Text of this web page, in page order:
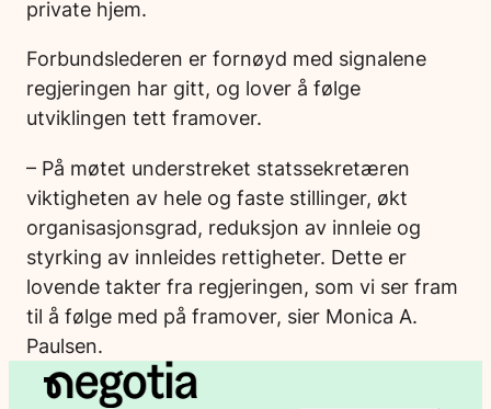
private hjem.
Forbundslederen er fornøyd med signalene
regjeringen har gitt, og lover å følge
utviklingen tett framover.
– På møtet understreket statssekretæren
viktigheten av hele og faste stillinger, økt
organisasjonsgrad, reduksjon av innleie og
styrking av innleides rettigheter. Dette er
lovende takter fra regjeringen, som vi ser fram
til å følge med på framover, sier Monica A.
Paulsen.